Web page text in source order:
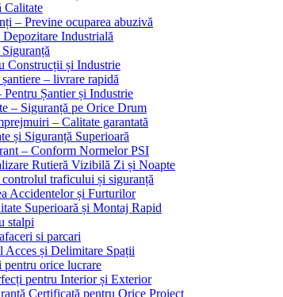
Calitate
– Previne ocuparea abuzivă
Industrială
Construcții și Industrie
– livrare rapidă
Șantier și Industrie
– Siguranță pe Orice Drum
– Calitate garantată
și Siguranță Superioară
– Conform Normelor PSI
Rutieră Vizibilă Zi și Noapte
traficului și siguranță
Accidentelor și Furturilor
Superioară și Montaj Rapid
stalpi
si parcari
Acces și Delimitare Spații
pentru orice lucrare
pentru Interior și Exterior
Certificată pentru Orice Proiect